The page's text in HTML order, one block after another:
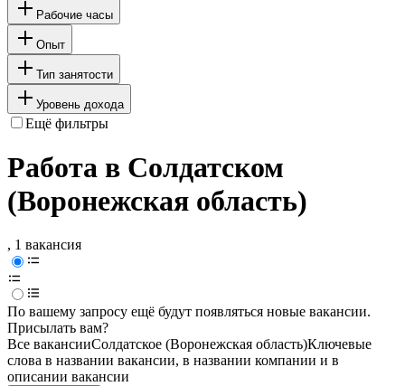
Рабочие часы
Опыт
Тип занятости
Уровень дохода
Ещё фильтры
Работа в Солдатском
(Воронежская область)
, 1 вакансия
По вашему запросу ещё будут появляться новые вакансии.
Присылать вам?
Все вакансииСолдатское (Воронежская область)Ключевые
слова в названии вакансии, в названии компании и в
описании вакансии